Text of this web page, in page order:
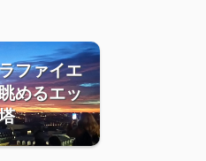
ファイエ
めるエッ